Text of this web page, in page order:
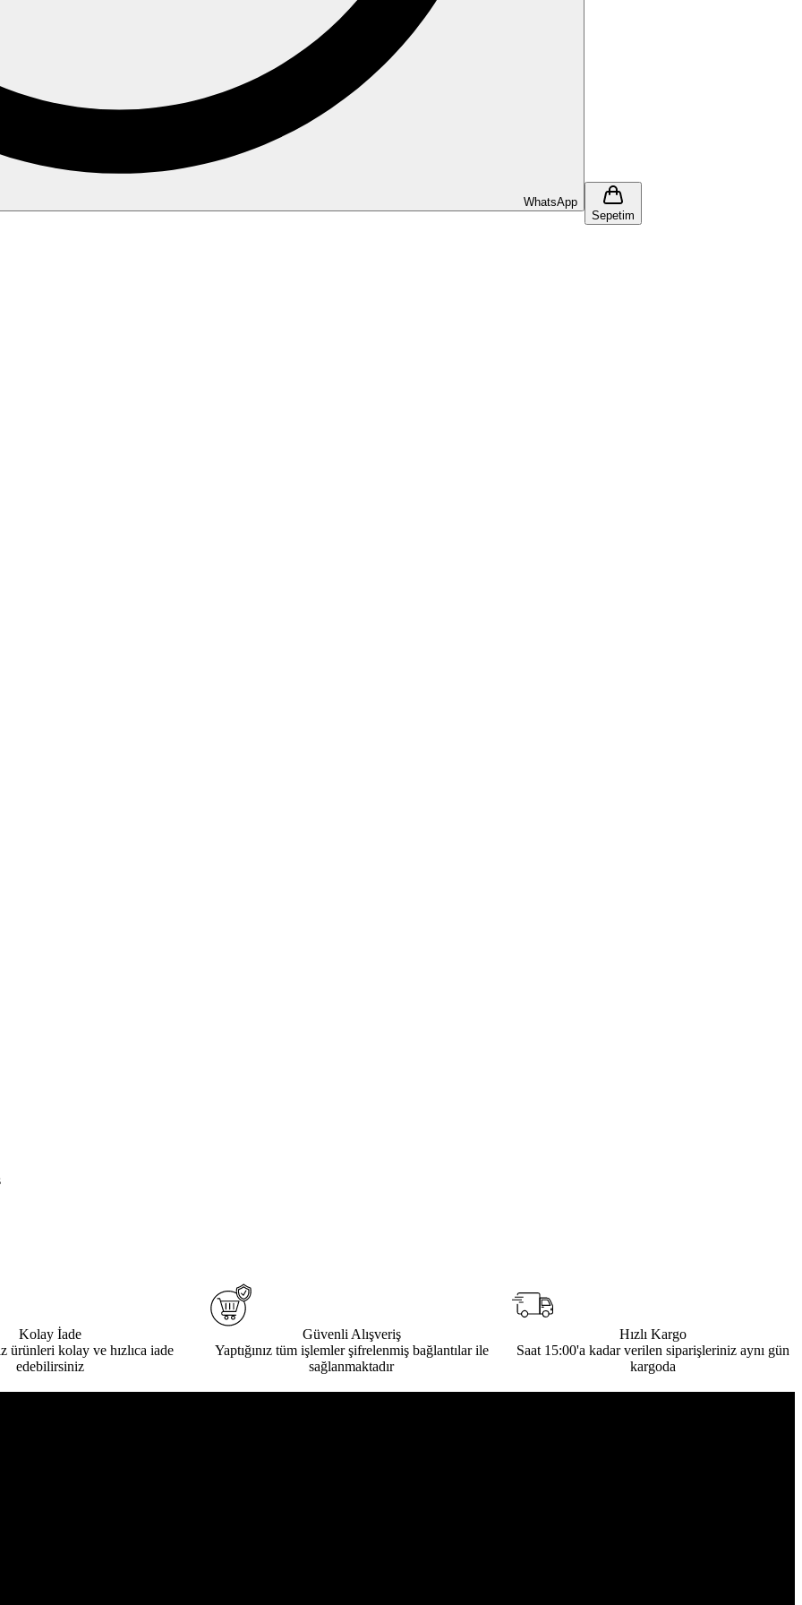
WhatsApp
Sepetim
Kolay İade
ürünleri kolay ve hızlıca iade
edebilirsiniz
Güvenli Alışveriş
Yaptığınız tüm işlemler şifrelenmiş bağlantılar ile
sağlanmaktadır
Hızlı Kargo
Saat 15:00'a kadar verilen siparişleriniz aynı gün
kargoda